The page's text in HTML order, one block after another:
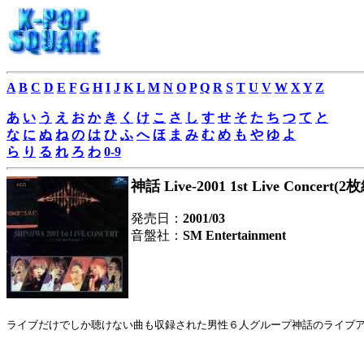
A B C D E F G H I J K L M N O P Q R S T U V W X Y Z
あ い う え お か き く け こ さ し す せ そ た ち つ て と
な に ぬ ね の は ひ ふ へ ほ ま み む め も や ゆ よ
ら り る れ ろ わ 0-9
神話 Live-2001 1st Live Concert(2
発売日： 2001/03
音盤社： SM Entertainment
ライブだけでしか聴けない曲も収録された男性６人グループ神話のライブ